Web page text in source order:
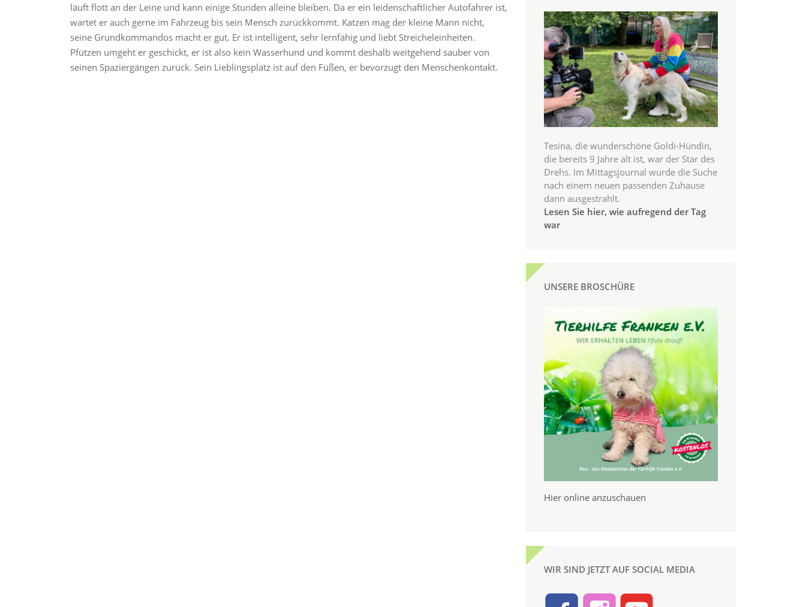
läuft flott an der Leine und kann einige Stunden alleine bleiben. Da er ein leidenschaftlicher Autofahrer ist,
wartet er auch gerne im Fahrzeug bis sein Mensch zurückkommt. Katzen mag der kleine Mann nicht,
seine Grundkommandos macht er gut. Er ist intelligent, sehr lernfähig und liebt Streicheleinheiten.
Pfützen umgeht er geschickt, er ist also kein Wasserhund und kommt deshalb weitgehend sauber von
seinen Spaziergängen zurück. Sein Lieblingsplatz ist auf den Füßen, er bevorzugt den Menschenkontakt.
Tesina, die wunderschöne Goldi-Hündin,
die bereits 9 Jahre alt ist, war der Star des
Drehs. Im Mittagsjournal wurde die Suche
nach einem neuen passenden Zuhause
dann ausgestrahlt.
Lesen Sie hier, wie aufregend der Tag
war
UNSERE BROSCHÜRE
Hier online anzuschauen
WIR SIND JETZT AUF SOCIAL MEDIA